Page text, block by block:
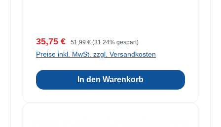
Verkaufspreis:
35,75 € Regulärer Preis:
51,99 € (31.24% gespart)
Preise inkl. MwSt. zzgl. Versandkosten
In den Warenkorb